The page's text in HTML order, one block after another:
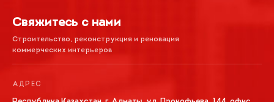
Свяжитесь с нами
Строительство, реконструкция и реновация
коммерческих интерьеров
АДРЕС